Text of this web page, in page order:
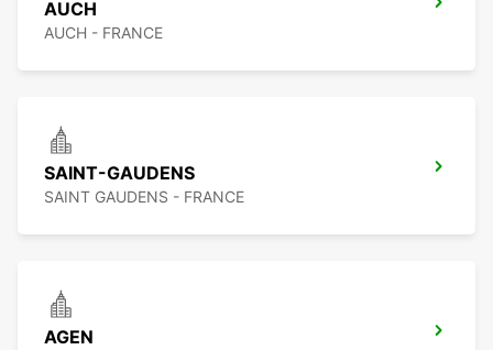
AUCH
AUCH - FRANCE
SAINT-GAUDENS
SAINT GAUDENS - FRANCE
AGEN